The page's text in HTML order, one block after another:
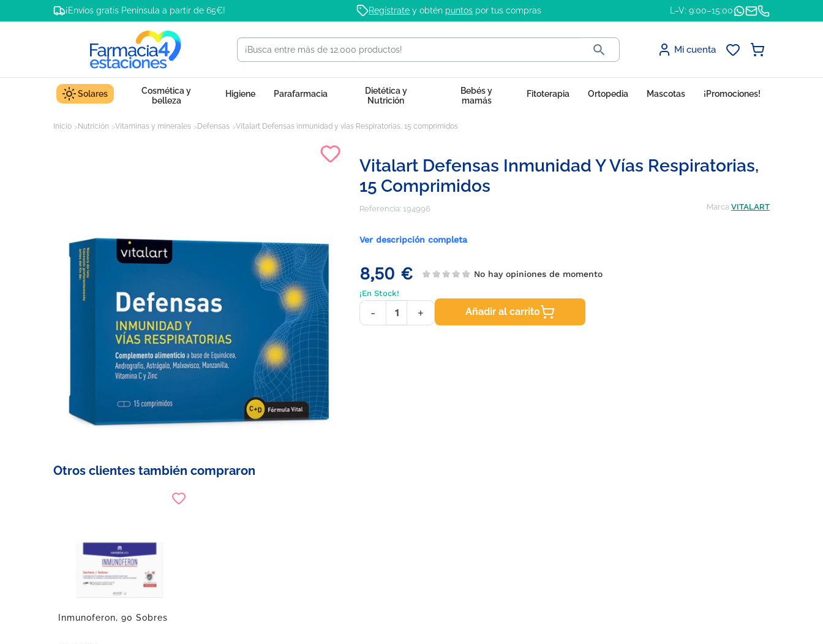
¡Envíos gratis Península a partir de 65€! Regístrate y obtén puntos por tus compras L–V: 9:00–15:00
 Mi cuenta
Solares
Cosmética y
belleza
Higiene Parafarmacia
Dietética y
Nutrición
Bebés y
mamás
Fitoterapia Ortopedia Mascotas ¡Promociones!
Inicio Nutrición Vitaminas y minerales Defensas Vitalart Defensas inmunidad y vías Respiratorias, 15 comprimidos
Vitalart Defensas Inmunidad Y Vías Respiratorias,
15 Comprimidos
Referencia: 194996 Marca VITALART
Ver descripción completa
8,50 € No hay opiniones de momento
¡En Stock!
- + Añadir al carrito
Otros clientes también compraron
Inmunoferon, 90 Sobres